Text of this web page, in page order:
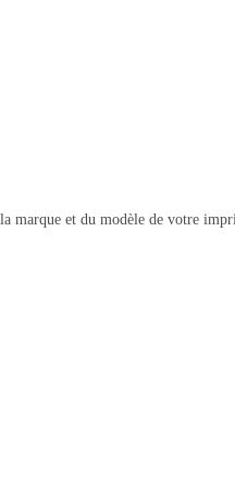
marque et du modèle de votre